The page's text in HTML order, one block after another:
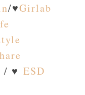
/♥Girlab
/ ♥ ESD